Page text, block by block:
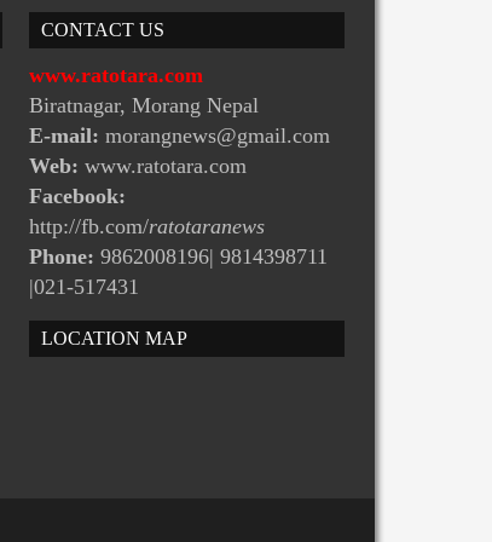
CONTACT US
www.ratotara.com
Biratnagar, Morang Nepal
E-mail: morangnews@gmail.com
Web: www.ratotara.com
Facebook:
http://fb.com/ratotaranews
Phone:9862008196| 9814398711
|021-517431
LOCATION MAP